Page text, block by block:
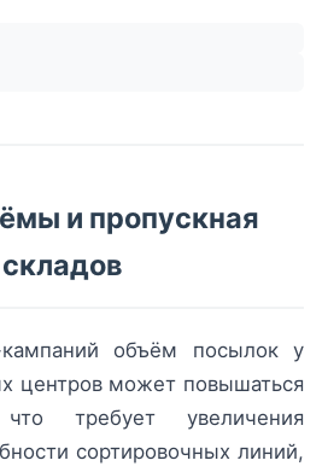
и пропускная
объём посылок у
центров может повышаться
требует увеличения
сортировочных линий,